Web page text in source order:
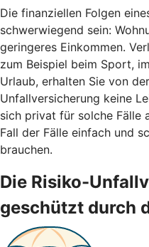
Die finanziellen Folgen
schwerwiegend sein:
geringeres Einkommen.
zum Beispiel beim Sport,
Urlaub, erhalten Sie von
Unfallversicherung keine
sich privat für solche Fälle
Fall der Fälle einfach und
brauchen.
Die Risiko-
geschützt durch